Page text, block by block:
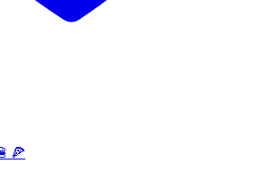
🍕